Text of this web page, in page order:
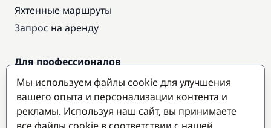
Яхтенные маршруты
Запрос на аренду
Для профессионалов
Доступ про
Стать партнером
Мы используем файлы cookie для улучшения
вашего опыта и персонализации контента и
рекламы. Используя наш сайт, вы принимаете